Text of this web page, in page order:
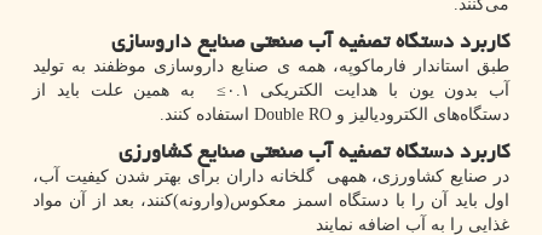
می‌کنند.
کاربرد دستگاه تصفیه آب صنعتی صنایع داروسازی
طبق استاندار فارماکوپه، همه ی صنایع داروسازی موظفند به تولید
آب بدون یون با هدایت الکتریکی ۰.۱≥ به همین علت باید از
دستگاه‌های الکترودیالیز و Double RO استفاده کنند.
کاربرد دستگاه تصفیه آب صنعتی صنایع کشاورزی
در صنایع کشاورزی، همهی گلخانه‌ داران برای بهتر شدن کیفیت آب،
اول باید آن را با دستگاه اسمز معکوس(وارونه)کنند، بعد از آن مواد
غذایی را به آب اضافه نمایند